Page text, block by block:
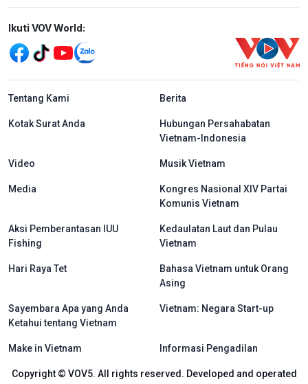
Mạng xã hội
Ikuti VOV World:
menu footer tiếng Indo
Tentang Kami Berita
Kotak Surat Anda
Hubungan Persahabatan
Vietnam-Indonesia
Video Musik Vietnam
Media
Kongres Nasional XIV Partai
Komunis Vietnam
Aksi Pemberantasan IUU
Fishing
Kedaulatan Laut dan Pulau
Vietnam
Hari Raya Tet
Bahasa Vietnam untuk Orang
Asing
Sayembara Apa yang Anda
Ketahui tentang Vietnam
Vietnam: Negara Start-up
Make in Vietnam Informasi Pengadilan
Copyright © VOV5. All rights reserved. Developed and operated